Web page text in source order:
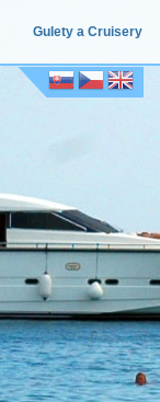
Gulety a Cruisery